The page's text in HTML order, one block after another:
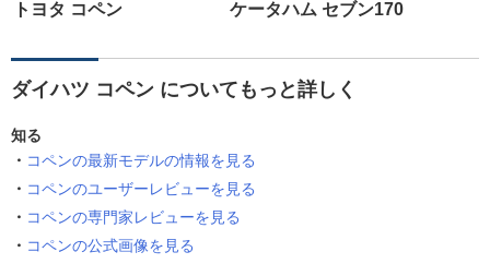
トヨタ コペン ケータハム セブン170
ダイハツ コペン についてもっと詳しく
知る
コペンの最新モデルの情報を見る
コペンのユーザーレビューを見る
コペンの専門家レビューを見る
コペンの公式画像を見る